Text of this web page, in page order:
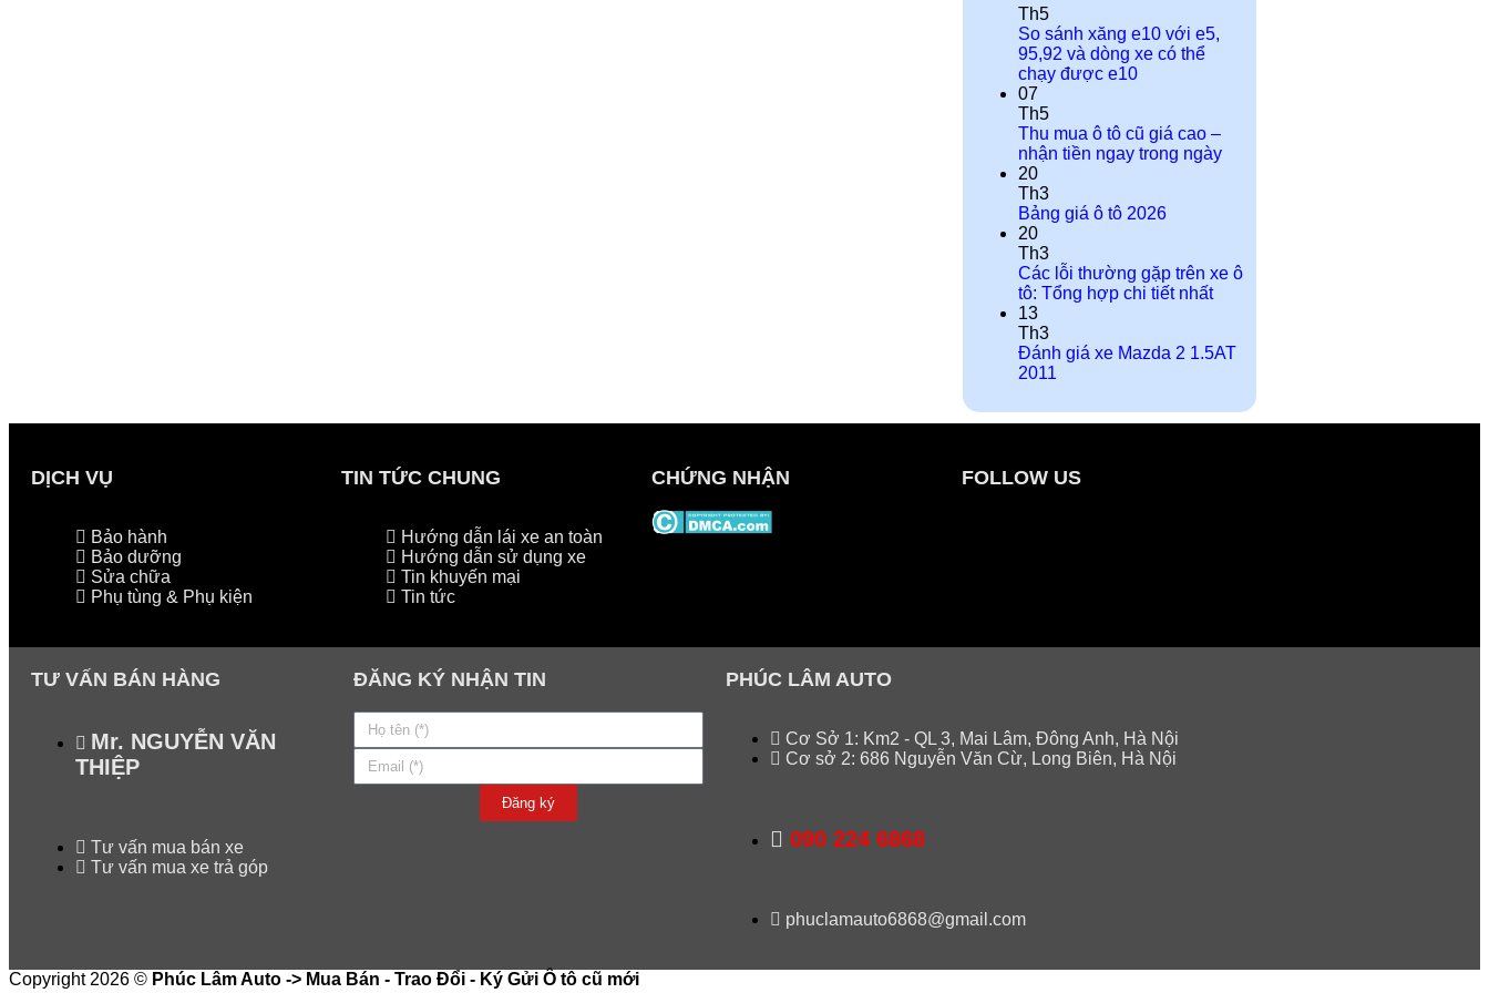
Th5
So sánh xăng e10 với e5,
95,92 và dòng xe có thể
chạy được e10
07
Th5
Thu mua ô tô cũ giá cao –
nhận tiền ngay trong ngày
20
Th3
Bảng giá ô tô 2026
20
Th3
Các lỗi thường gặp trên xe ô
tô: Tổng hợp chi tiết nhất
13
Th3
Đánh giá xe Mazda 2 1.5AT
2011
DỊCH VỤ
Bảo hành
Bảo dưỡng
Sửa chữa
Phụ tùng & Phụ kiện
TIN TỨC CHUNG
Hướng dẫn lái xe an toàn
Hướng dẫn sử dụng xe
Tin khuyến mại
Tin tức
CHỨNG NHẬN FOLLOW US
TƯ VẤN BÁN HÀNG
Mr. NGUYỄN VĂN
THIỆP
Tư vấn mua bán xe
Tư vấn mua xe trả góp
ĐĂNG KÝ NHẬN TIN
Đăng ký
PHÚC LÂM AUTO
Cơ Sở 1: Km2 - QL 3, Mai Lâm, Đông Anh, Hà Nội
Cơ sở 2: 686 Nguyễn Văn Cừ, Long Biên, Hà Nội
090 224 6868
phuclamauto6868@gmail.com
Copyright 2026 © Phúc Lâm Auto -> Mua Bán - Trao Đổi - Ký Gửi Ô tô cũ mới